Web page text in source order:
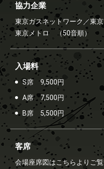
協力企業
東京ガスネットワーク／東
東京メトロ
（50音順）
入場料
S席 9,500円
A席 7,500円
B席 5,500円
客席
会場座席図はこちらよりご覧